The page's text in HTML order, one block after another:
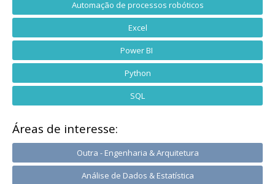
Automação de processos robóticos
Excel
Power BI
Python
SQL
Áreas de interesse:
Outra - Engenharia & Arquitetura
Análise de Dados & Estatística